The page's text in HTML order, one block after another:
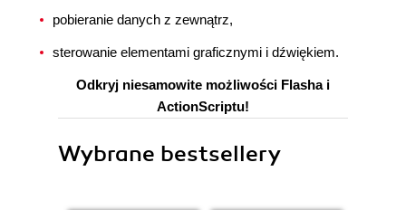
pobieranie danych z zewnątrz,
sterowanie elementami graficznymi i dźwiękiem.
Odkryj niesamowite możliwości Flasha i
ActionScriptu!
Wybrane bestsellery